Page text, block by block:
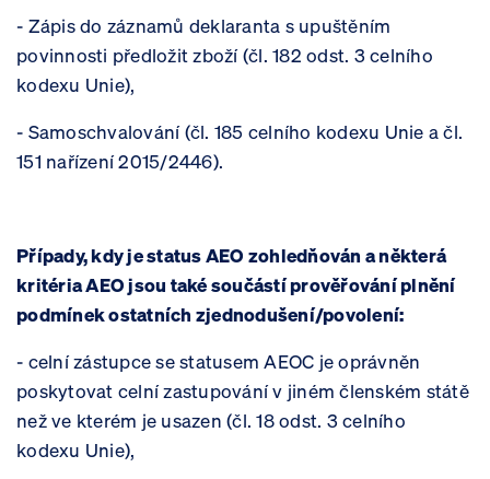
- Zápis do záznamů deklaranta s upuštěním
povinnosti předložit zboží (čl. 182 odst. 3 celního
kodexu Unie),
- Samoschvalování (čl. 185 celního kodexu Unie a čl.
151 nařízení 2015/2446).
Případy, kdy je status AEO zohledňován a některá
kritéria AEO jsou také součástí prověřování plnění
podmínek ostatních zjednodušení/povolení:
- celní zástupce se statusem AEOC je oprávněn
poskytovat celní zastupování v jiném členském státě
než ve kterém je usazen (čl. 18 odst. 3 celního
kodexu Unie),